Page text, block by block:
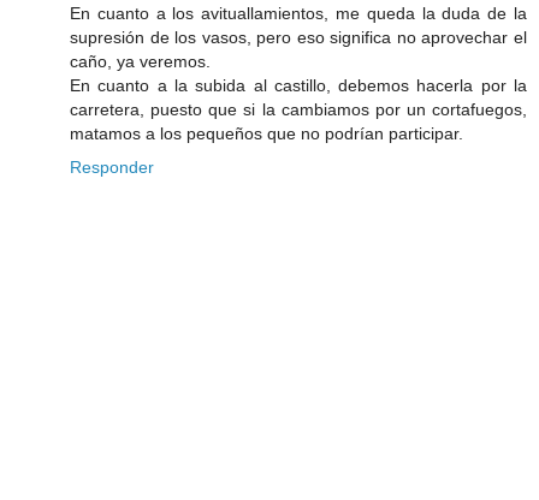
En cuanto a los avituallamientos, me queda la duda de la
supresión de los vasos, pero eso significa no aprovechar el
caño, ya veremos.
En cuanto a la subida al castillo, debemos hacerla por la
carretera, puesto que si la cambiamos por un cortafuegos,
matamos a los pequeños que no podrían participar.
Responder